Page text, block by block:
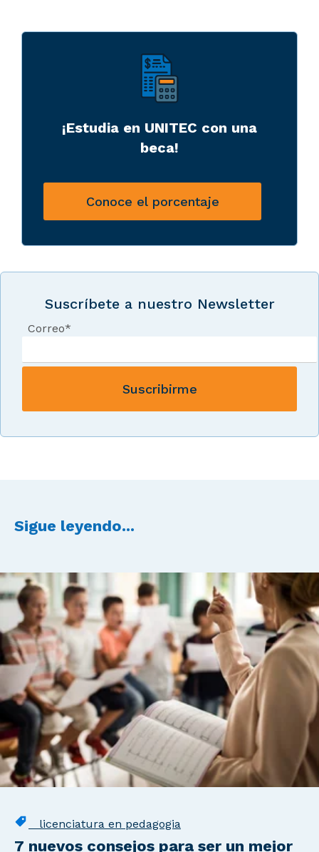
¡Estudia en UNITEC con una
beca!
Conoce el porcentaje
Suscríbete a nuestro Newsletter
Correo*
Sigue leyendo...
licenciatura en pedagogia
7 nuevos consejos para ser un mejor